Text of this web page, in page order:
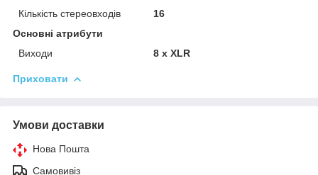
Кількість стереовходів
16
Основні атрибути
Виходи
8 x XLR
Приховати
Умови доставки
Нова Пошта
Самовивіз